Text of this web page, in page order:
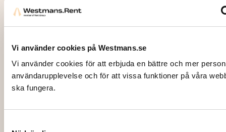
Vi använder cookies på Westmans.se
Vi använder cookies för att erbjuda en bättre och mer
användarupplevelse och för att vissa funktioner på våra
ska fungera.
PANORAMAFÖNSTER (per löpmeter)